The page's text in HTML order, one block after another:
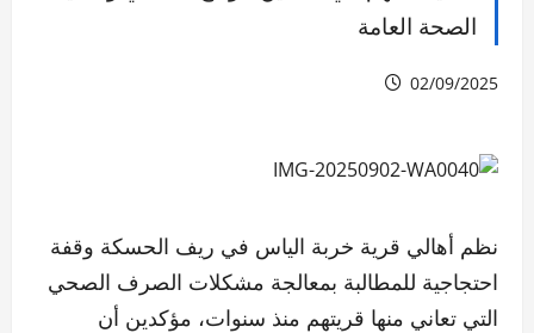
الصحة العامة
02/09/2025
نظم أهالي قرية خربة الياس في ريف الحسكة وقفة
احتجاجية للمطالبة بمعالجة مشكلات الصرف الصحي
التي تعاني منها قريتهم منذ سنوات، مؤكدين أن